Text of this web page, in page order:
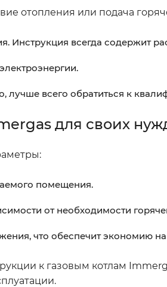
отопления или подача
Инструкция всегда содержит
лучше всего обратиться к
для своих
помещения.
от необходимости
что обеспечит экономию
к газовым котлам